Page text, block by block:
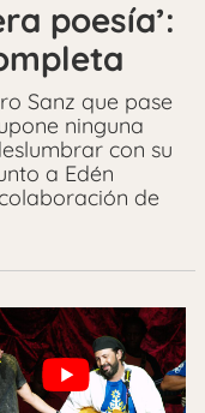
poesía’:
Sanz que pase
ninguna
con su
a Edén
de